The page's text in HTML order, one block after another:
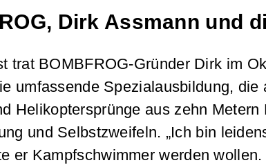
Dirk Assmann und
trat BOMBFROG-Gründer Dirk im
umfassende Spezialausbildung,
Helikoptersprünge aus zehn
und Selbstzweifeln. „Ich bin
er Kampfschwimmer werden